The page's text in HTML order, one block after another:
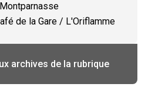
de la Gare / L'Oriflamme
archives de la rubrique